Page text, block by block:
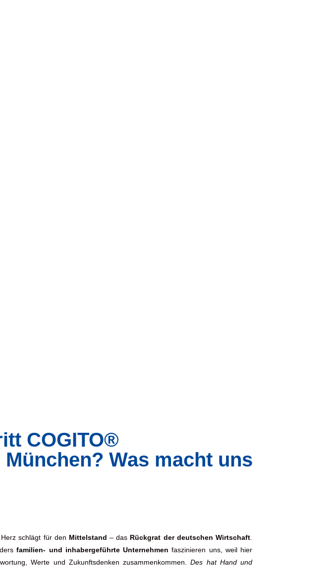
COGITO®
Was macht uns
schlägt für den Mittelstand – das Rückgrat der deutschen Wirtschaft
familien- und inhabergeführte Unternehmen faszinieren uns, weil hier
Werte und Zukunftsdenken zusammenkommen.Des hat Hand und